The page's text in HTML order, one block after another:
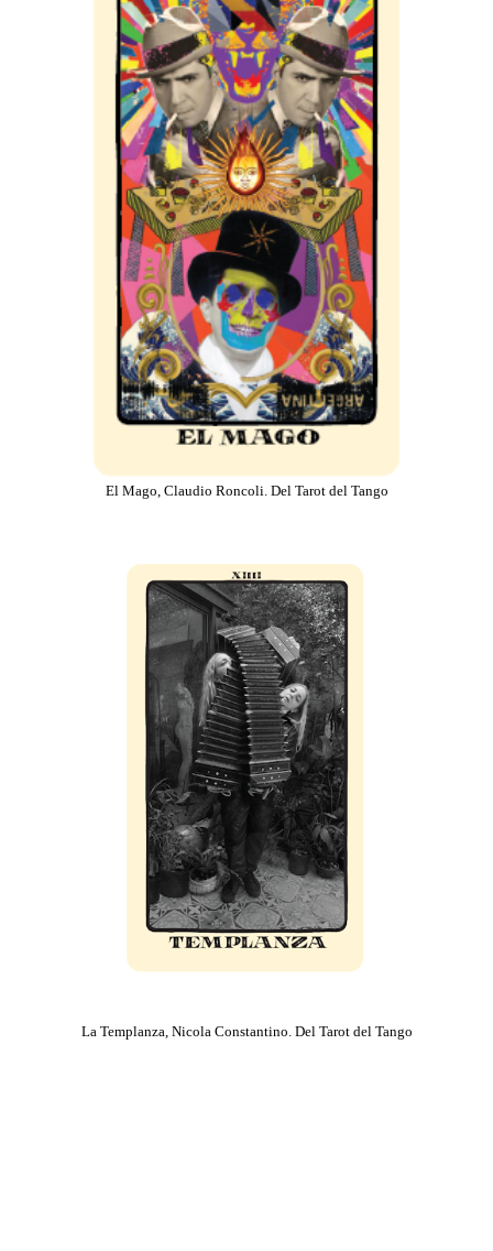
El Mago, Claudio Roncoli. Del Tarot del Tango
La Templanza, Nicola Constantino. Del Tarot del Tango